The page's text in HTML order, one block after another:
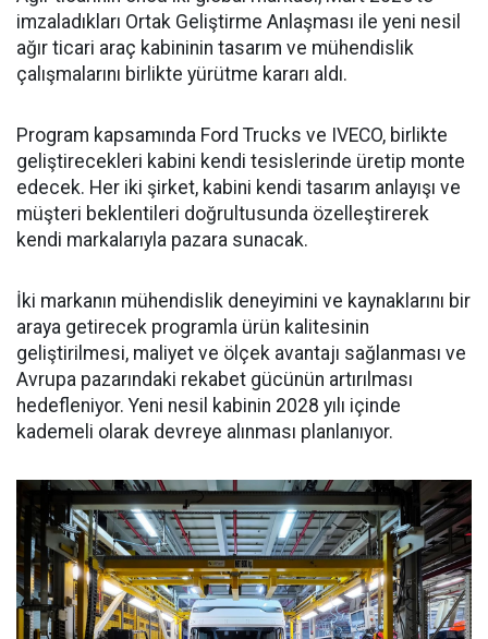
imzaladıkları Ortak Geliştirme Anlaşması ile yeni nesil
ağır ticari araç kabininin tasarım ve mühendislik
çalışmalarını birlikte yürütme kararı aldı.
Program kapsamında Ford Trucks ve IVECO, birlikte
geliştirecekleri kabini kendi tesislerinde üretip monte
edecek. Her iki şirket, kabini kendi tasarım anlayışı ve
müşteri beklentileri doğrultusunda özelleştirerek
kendi markalarıyla pazara sunacak.
İki markanın mühendislik deneyimini ve kaynaklarını bir
araya getirecek programla ürün kalitesinin
geliştirilmesi, maliyet ve ölçek avantajı sağlanması ve
Avrupa pazarındaki rekabet gücünün artırılması
hedefleniyor. Yeni nesil kabinin 2028 yılı içinde
kademeli olarak devreye alınması planlanıyor.